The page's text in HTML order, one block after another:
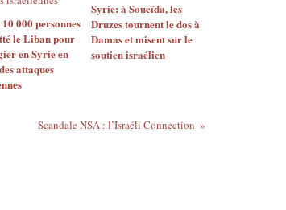
000 personnes
le Liban pour
en Syrie en
attaques
Syrie: à Soueïda, les
Druzes tournent le dos à
Damas et misent sur le
soutien israélien
Scandale NSA : l’Israéli Connection